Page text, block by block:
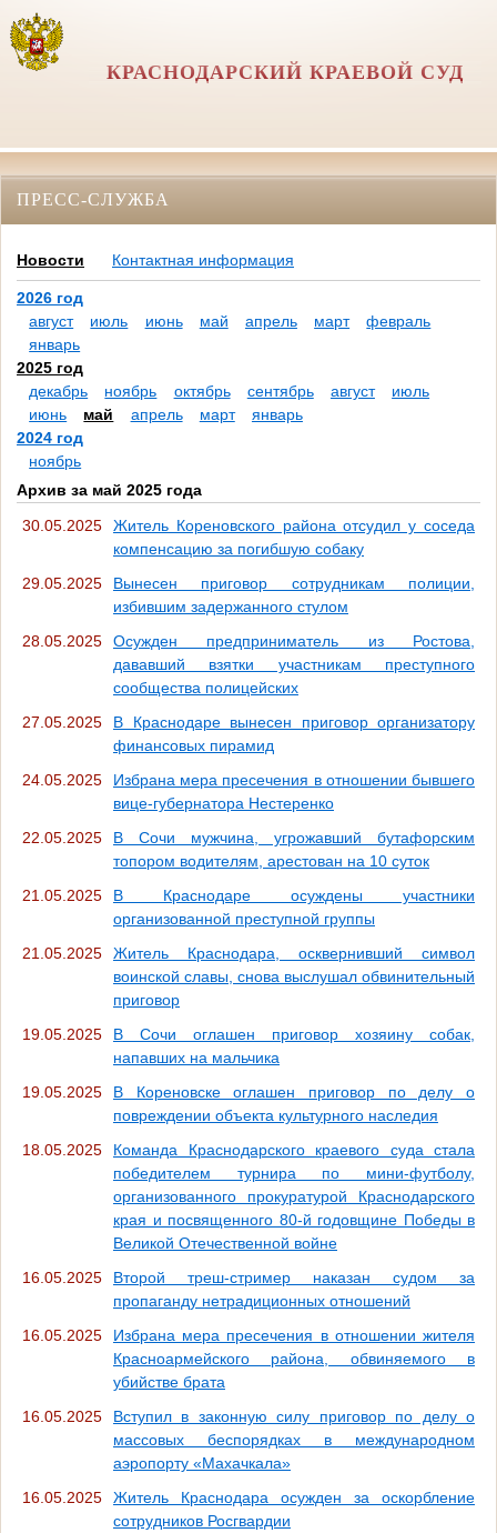
КРАСНОДАРСКИЙ КРАЕВОЙ СУД
ПРЕСС-СЛУЖБА
Новости Контактная информация
2026 год
август
июль июнь май апрель март
февраль
январь
2025 год
декабрь
ноябрь октябрь сентябрь август
июль
июнь
май апрель март
январь
2024 год
ноябрь
Архив за май 2025 года
30.05.2025
Житель Кореновского района отсудил у соседа
компенсацию за погибшую собаку
29.05.2025
Вынесен приговор сотрудникам полиции,
избившим задержанного стулом
28.05.2025
Осужден предприниматель из Ростова,
дававший взятки участникам преступного
сообщества полицейских
27.05.2025
В Краснодаре вынесен приговор организатору
финансовых пирамид
24.05.2025
Избрана мера пресечения в отношении бывшего
вице-губернатора Нестеренко
22.05.2025
В Сочи мужчина, угрожавший бутафорским
топором водителям, арестован на 10 суток
21.05.2025
В Краснодаре осуждены участники
организованной преступной группы
21.05.2025
Житель Краснодара, осквернивший символ
воинской славы, снова выслушал обвинительный
приговор
19.05.2025
В Сочи оглашен приговор хозяину собак,
напавших на мальчика
19.05.2025
В Кореновске оглашен приговор по делу о
повреждении объекта культурного наследия
18.05.2025
Команда Краснодарского краевого суда стала
победителем турнира по мини-футболу,
организованного прокуратурой Краснодарского
края и посвященного 80-й годовщине Победы в
Великой Отечественной войне
16.05.2025
Второй треш-стример наказан судом за
пропаганду нетрадиционных отношений
16.05.2025
Избрана мера пресечения в отношении жителя
Красноармейского района, обвиняемого в
убийстве брата
16.05.2025
Вступил в законную силу приговор по делу о
массовых беспорядках в международном
аэропорту «Махачкала»
16.05.2025
Житель Краснодара осужден за оскорбление
сотрудников Росгвардии